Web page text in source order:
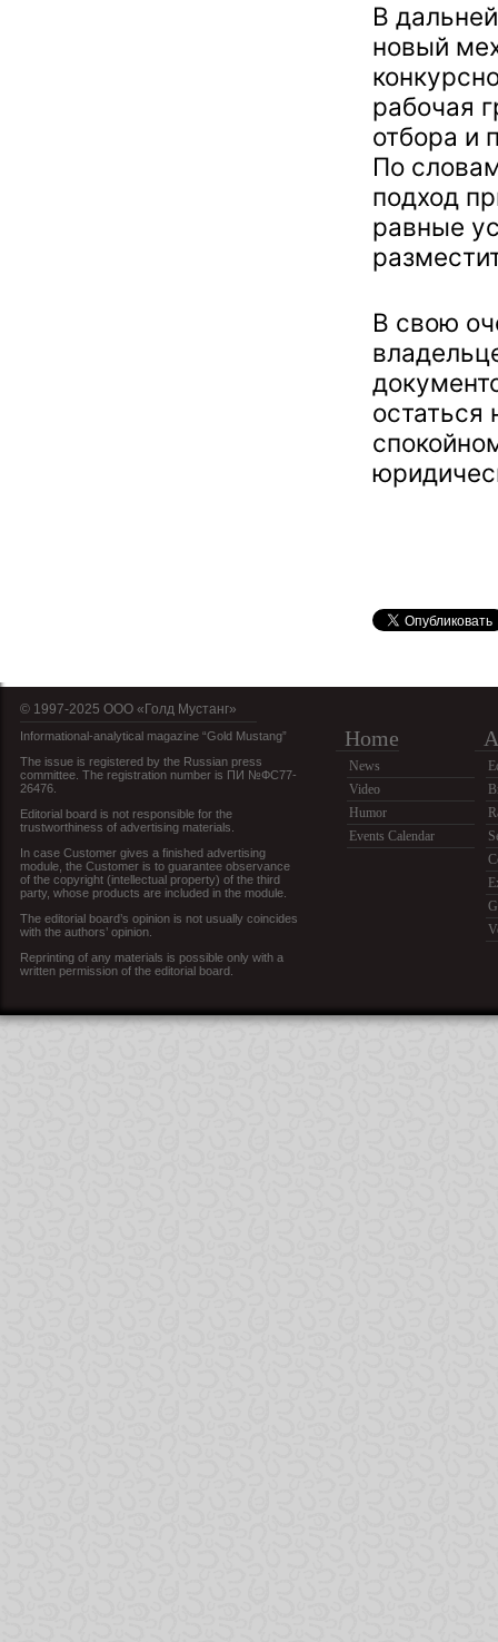
В
новый
рабочая
отбора и
По
подход
равные
В свою
© 1997-2025 OOO «Голд Мустанг»
Informational-analytical magazine “Gold Mustang”
The issue is registered by the Russian press
committee. The registration number is ПИ №ФС77-
26476.
Editorial board is not responsible for the
trustworthiness of advertising materials.
In case Customer gives a finished advertising
module, the Customer is to guarantee observance
of the copyright (intellectual property) of the third
party, whose products are included in the module.
The editorial board’s opinion is not usually coincides
with the authors’ opinion.
Reprinting of any materials is possible only with a
written permission of the editorial board.
Home
News
Video
Humor
Events Calendar